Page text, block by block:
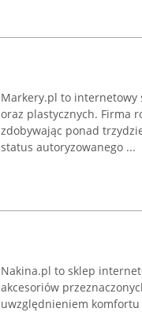
Markery.pl to internetowy
oraz plastycznych. Firma
zdobywając ponad
status autoryzowanego ...
Nakina.pl to sklep
akcesoriów
uwzględnieniem